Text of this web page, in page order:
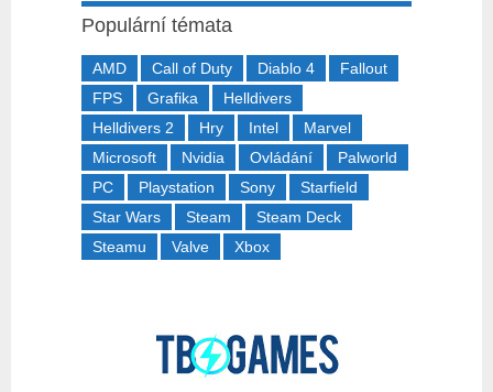
Populární témata
AMD Call of Duty Diablo 4
Fallout
FPS
Grafika
Helldivers
Helldivers 2
Hry Intel
Marvel
Microsoft
Nvidia Ovládání
Palworld
PC
Playstation Sony
Starfield
Star Wars
Steam
Steam Deck
Steamu
Valve Xbox